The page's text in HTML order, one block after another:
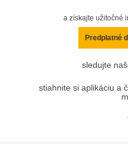
a získajte užitočné
Predplatné
sledujte
stiahnite si aplikáciu a